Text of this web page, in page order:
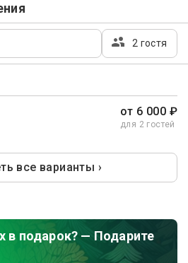
2 гостя
от 6 000 ₽
для 2 гостей
все варианты ›
в подарок? — Подарите